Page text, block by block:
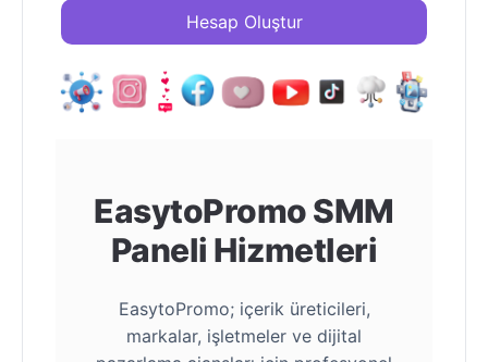
Hesap Oluştur
EasytoPromo SMM
Paneli Hizmetleri
EasytoPromo; içerik üreticileri,
markalar, işletmeler ve dijital